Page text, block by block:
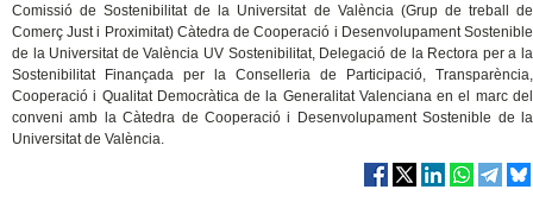
Comissió de Sostenibilitat de la Universitat de València (Grup de treball de
Comerç Just i Proximitat) Càtedra de Cooperació i Desenvolupament Sostenible
de la Universitat de València UV Sostenibilitat, Delegació de la Rectora per a la
Sostenibilitat Finançada per la Conselleria de Participació, Transparència,
Cooperació i Qualitat Democràtica de la Generalitat Valenciana en el marc del
conveni amb la Càtedra de Cooperació i Desenvolupament Sostenible de la
Universitat de València.